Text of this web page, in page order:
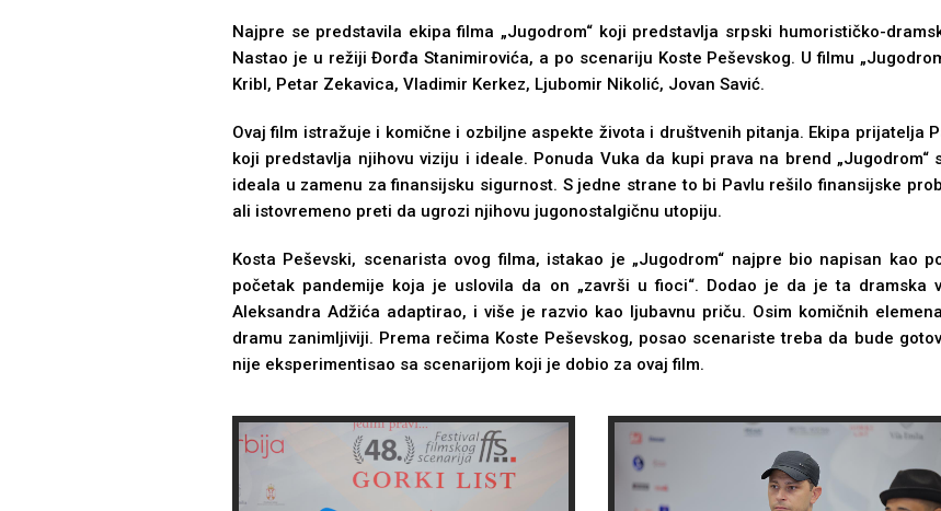
Najpre se predstavila ekipa filma „Jugodrom“ koji predstavlјa srpski humorističko-
Nastao je u režiji Đorđa Stanimirovića, a po scenariju Koste Peševskog. U filmu
Kribl, Petar Zekavica, Vladimir Kerkez, Ljubomir Nikolić, Jovan Savić.
Ovaj film istražuje i komične i ozbilјne aspekte života i društvenih pitanja. Ekipa prijatelјa
koji predstavlјa njihovu viziju i ideale. Ponuda Vuka da kupi prava na brend
ideala u zamenu za finansijsku sigurnost. S jedne strane to bi Pavlu rešilo finansijske
ali istovremeno preti da ugrozi njihovu jugonostalgičnu utopiju.
Kosta Peševski, scenarista ovog filma, istakao je „Jugodrom“ najpre bio napisan kao
početak pandemije koja je uslovila da on „završi u fioci“. Dodao je da je ta
Aleksandra Adžića adaptirao, i više je razvio kao lјubavnu priču. Osim komičnih
dramu zanimlјiviji. Prema rečima Koste Peševskog, posao scenariste treba da bude
nije eksperimentisao sa scenarijom koji je dobio za ovaj film.